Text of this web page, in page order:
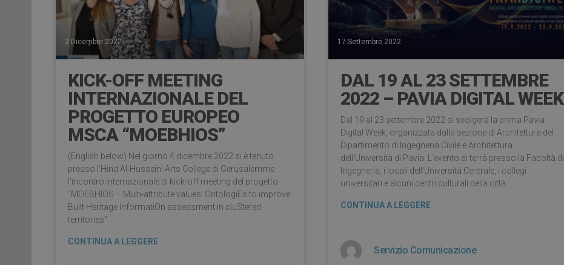
2 Dicembre 2022
KICK-OFF MEETING
INTERNAZIONALE DEL
PROGETTO EUROPEO
MSCA “MOEBHIOS”
(English below) Nel giorno 4 dicembre 2022 si è tenuto
presso l’Hind Al-Husseini Arts College di Gerusalemme
l’incontro internazionale di kick-off meeting del progetto
“MOEBHIOS – Multi-attribute values’ OntologiEs to improve
Built Heritage InformatiOn assessment in cluStered
territories”.
CONTINUA A LEGGERE
17 Settembre 2022
DAL 19 AL 23 SETTEMBRE
2022 – PAVIA DIGITAL WEEK
Dal 19 al 23 settembre 2022 si svolgerà la prima Pavia
Digital Week, organizzata dalla sezione di Architettura del
Dipartimento di Ingegneria Civile e Architettura
dell’Università di Pavia. L’evento si terrà presso la Facoltà di
Ingegneria, i locali dell’Università Centrale, i collegi
universitari e alcuni centri culturali della città.
CONTINUA A LEGGERE
Servizio Comunicazione